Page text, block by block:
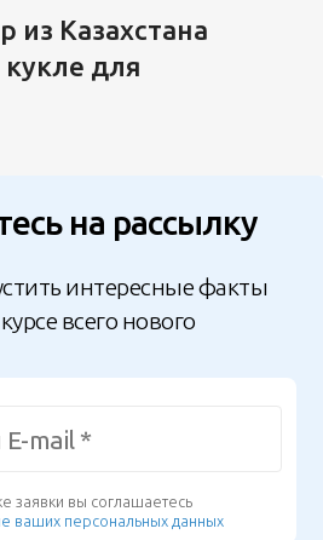
из Казахстана
для
на рассылку
интересные факты
всего нового
заявки вы соглашаетесь
ваших персональных данных